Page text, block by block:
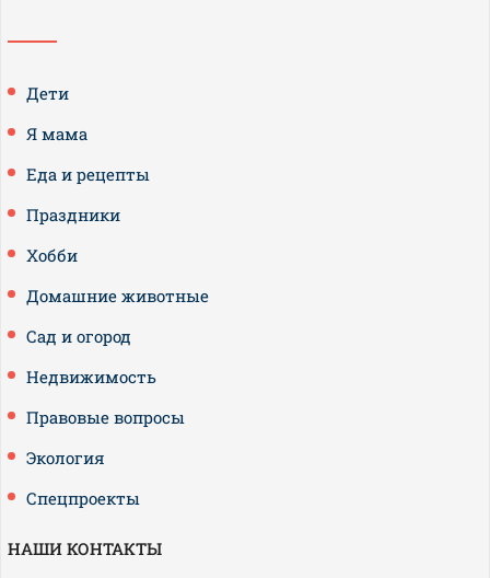
Дети
Я мама
Еда и рецепты
Праздники
Хобби
Домашние животные
Сад и огород
Недвижимость
Правовые вопросы
Экология
Спецпроекты
НАШИ КОНТАКТЫ